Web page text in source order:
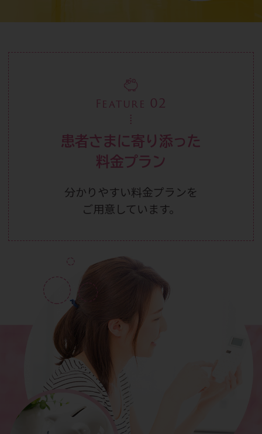
Feature 02
患者さまに寄り添った
料金プラン
分かりやすい料金プランを
ご用意しています。